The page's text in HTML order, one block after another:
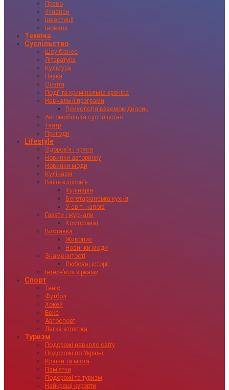
Право
Фінанси
Інвестиції
Іновації
Техніка
Суспільство
Шоу-бізнес
Література
Культура
Наука
Освіта
Події та кримінальна хроніка
Навчальні програми
Психологія взаємовідносин
Автомобіль та суспільство
Театр
Пригоди
Lifestyle
Здоровʼя і краса
Новинки авторинку
Новинки моди
Кулінарія
Ваше здоровʼя
Кулінарія
Вегетаріанська кухня
У світі напоїв
Газети і журнали
Компромат
Виставка
Живопис
Новинки моди
Знаменитості
Любовні історії
Інтервʼю із зірками
Спорт
Теніс
Футбол
Хокей
Бокс
Автоспорт
Легка атлетіка
Туризм
Подорожі навколо світу
Подорожі по Україні
Країни та міста
Пам’ятки
Подорожі та туризм
Найкращі курорти